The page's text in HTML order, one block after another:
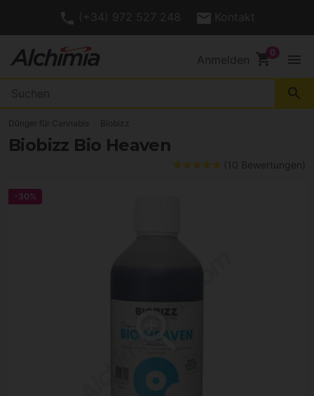
(+34) 972 527 248 Kontakt
Anmelden shopping_cart menu
search
Dünger für Cannabis Biobizz
Biobizz Bio Heaven
(10 Bewertungen)
-30%